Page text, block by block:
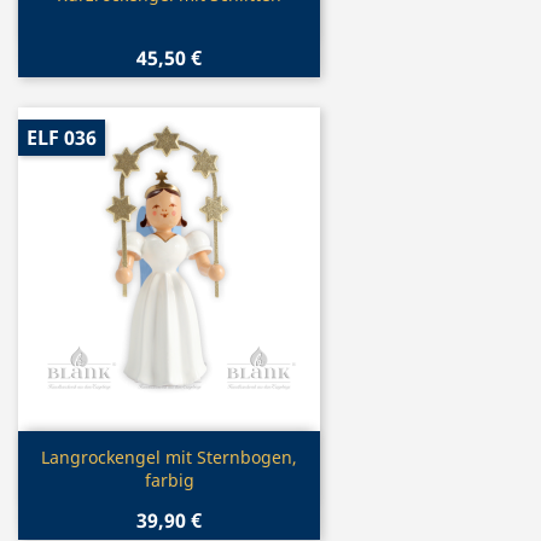
45,50 €
Vorschau
Langrockengel mit Sternbogen,
farbig
39,90 €
ELF 036